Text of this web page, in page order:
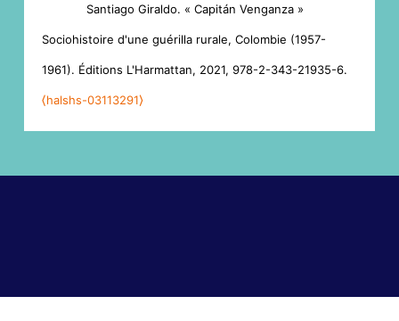
Santiago Giraldo. « Capitán Venganza »
Sociohistoire d'une guérilla rurale, Colombie (1957-
1961). Éditions L'Harmattan, 2021, 978-2-343-21935-6.
⟨halshs-03113291⟩